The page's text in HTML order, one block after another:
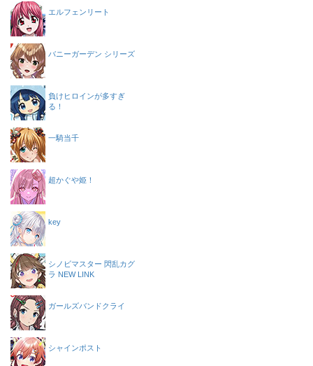
エルフェンリート
バニーガーデン シリーズ
負けヒロインが多すぎ
る！
一騎当千
超かぐや姫！
key
シノビマスター 閃乱カグ
ラ NEW LINK
ガールズバンドクライ
シャインポスト